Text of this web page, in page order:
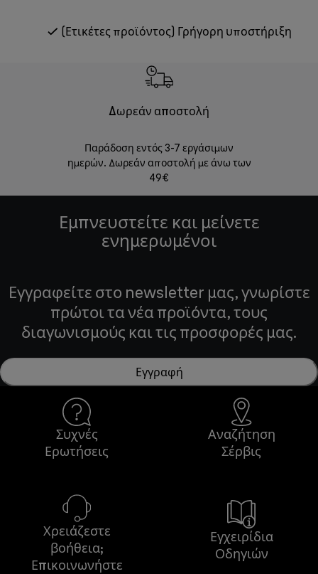
(Ετικέτες προϊόντος) Γρήγορη υποστήριξη
Δωρεάν αποστολή
Παράδοση εντός 3-7 εργάσιμων
ημερών. Δωρεάν αποστολή με άνω των
49€
Εμπνευστείτε και μείνετε
ενημερωμένοι
Εγγραφείτε στο newsletter μας, γνωρίστε
πρώτοι τα νέα προϊόντα, τους
διαγωνισμούς και τις προσφορές μας.
Εγγραφή
Συχνές
Ερωτήσεις
Αναζήτηση
Σέρβις
Χρειάζεστε
βοήθεια;
Επικοινωνήστε
Εγχειρίδια
Οδηγιών